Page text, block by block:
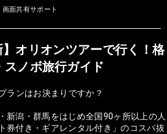
画面共有サポート
】オリオンツアーで行く！格
ノボ旅行ガイド
ランはお決まりですか？
新潟・群馬をはじめ全国90ヶ所以上の人
券付き・ギアレンタル付き」のコスパ抜